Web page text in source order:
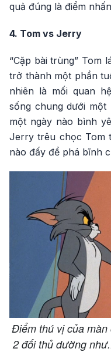
quả đúng là điểm
4. Tom vs Jerry
“Cặp bài trùng” Tom
trở thành một phần
nhiên là mối quan
sống chung dưới
một ngày nào bình
Jerry trêu chọc Tom
nào đấy để phá bĩnh
Điểm thú vị của màn
2 đối thủ dường